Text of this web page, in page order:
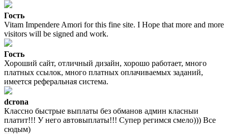
Гость
Vitam Impendere Amori for this fine site. I Hope that more and more
visitors will be signed and work.
Гость
Хороший сайт, отличный дизайн, хорошо работает, много
платных ссылок, много платных оплачиваемых заданий,
имеется реферальная система.
dcrona
Классно быстрые выплаты без обманов админ класныи
платит!!! У него автовыплаты!!! Супер регимся смело))) Все
сюдым)